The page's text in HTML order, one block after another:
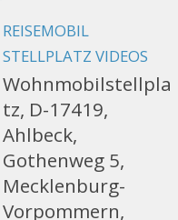
REISEMOBIL
STELLPLATZ VIDEOS
Wohnmobilstellpla
tz, D-17419,
Ahlbeck,
Gothenweg 5,
Mecklenburg-
Vorpommern,